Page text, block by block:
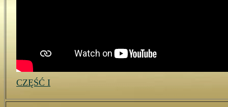
CZĘŚĆ I